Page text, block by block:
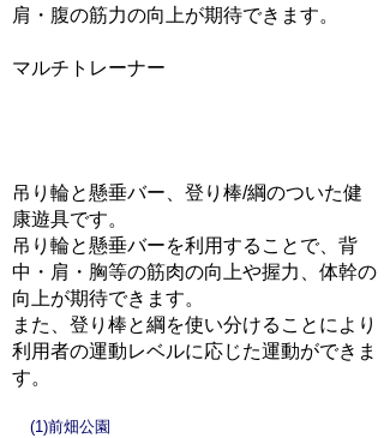
肩・腹の筋力の向上が期待できます。
マルチトレーナー
吊り輪と懸垂バー、登り棒/綱のついた健
康遊具です。
吊り輪と懸垂バーを利用することで、背
中・肩・胸等の筋肉の向上や握力、体幹の
向上が期待できます。
また、登り棒と綱を使い分けることにより
利用者の運動レベルに応じた運動ができま
す。
(1)前畑公園